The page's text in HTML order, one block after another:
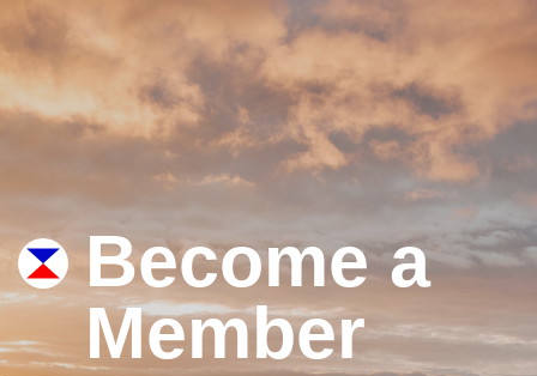
Become a
Member